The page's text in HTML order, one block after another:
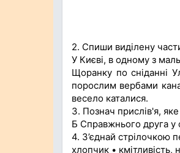
2. Спиши виділену
У Києві, в одному з
Щоранку по сніданні
порослим вербами
весело каталися.
3. Познач прислів'я,
Б Справжнього друга у
4. З’єднай стрілочкою
хлопчик • кмітливість,